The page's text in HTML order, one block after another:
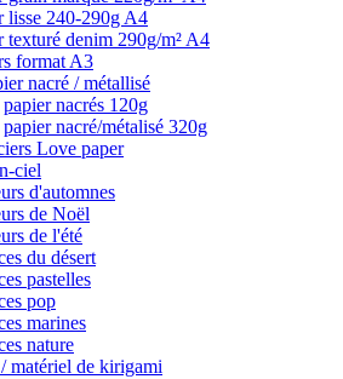
lisse 240-290g A4
texturé denim 290g/m² A4
format A3
nacré / métallisé
papier nacrés 120g
papier nacré/métalisé 320g
Love paper
ciel
d'automnes
de Noël
de l'été
du désert
pastelles
pop
marines
nature
matériel de kirigami